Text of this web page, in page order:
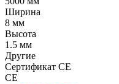
Ширина
8 мм
Высота
1.5 мм
Другие
Сертификат CE
CE